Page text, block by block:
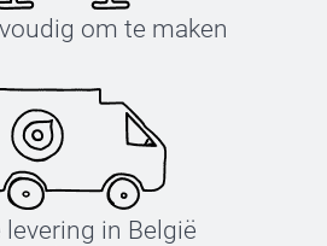
om te maken
levering in België